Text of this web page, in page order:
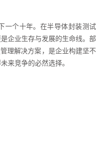
一个十年。在半导体封装测试
企业生存与发展的生命线。部
理解决方案，是企业构建坚不
来竞争的必然选择。